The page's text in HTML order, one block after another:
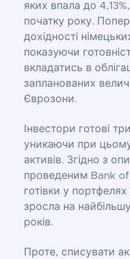
яких впала до
початку року.
дохідності
показуючи
вкладатись в
запланованих
Єврозони.
Інвестори готові
уникаючи при
активів. Згідно з
проведеним Bank
готівки у портфелях
зросла на
років.
Проте, списувати